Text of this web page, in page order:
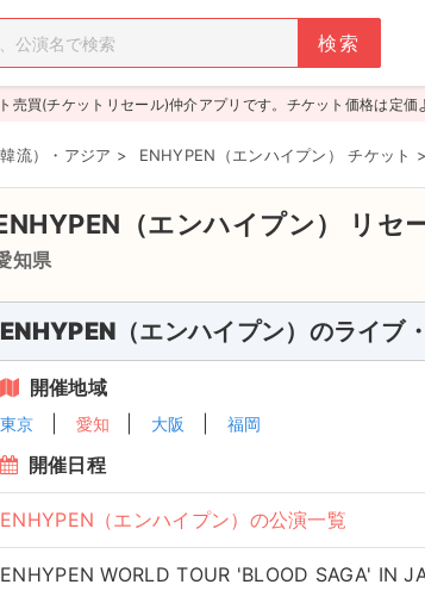
売買(チケットリセール)仲介アプリです。チケット価格は定価
流）・アジア > ENHYPEN（エンハイプン） チケット >
（エンハイプン） リセ
知県
ENHYPEN（エンハイプン）のライブ
開催地域
東京 愛知 大阪 福岡
開催日程
ENHYPEN（エンハイプン）の公演一覧
ENHYPEN WORLD TOUR 'BLOOD SAGA' IN